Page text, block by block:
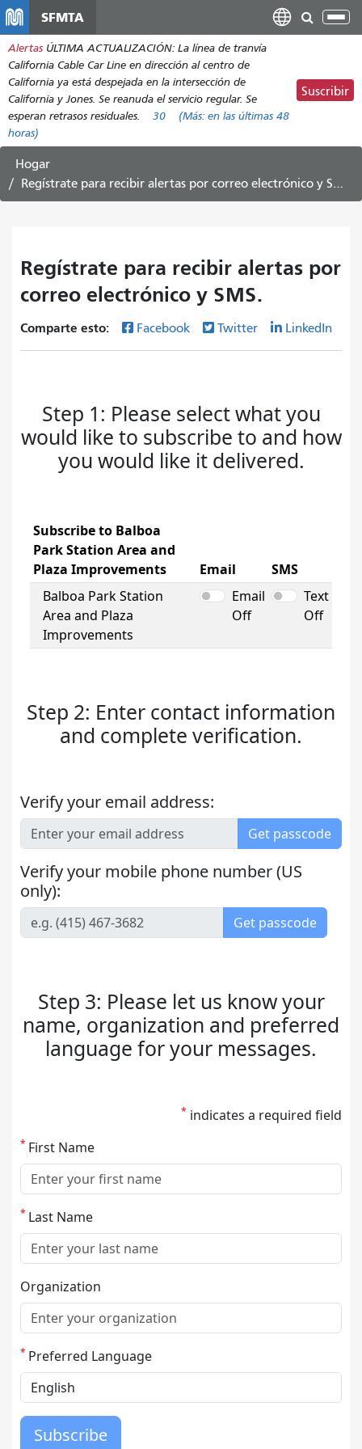
contenido
principal
SFMTA
Alertas ÚLTIMA ACTUALIZACIÓN: La línea de tranvía
California Cable Car Line en dirección al centro de
California ya está despejada en la intersección de
California y Jones. Se reanuda el servicio regular. Se
esperan retrasos residuales.
30 (Más: en las últimas 48
horas)
Suscribir
Hogar
Regístrate para recibir alertas por correo electrónico y SMS.
Regístrate para recibir alertas por
correo electrónico y SMS.
Comparte esto: Facebook Twitter LinkedIn